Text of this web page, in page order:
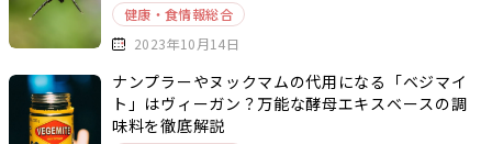
健康・食情報総合
2023年10月14日
ナンプラーやヌックマムの代用になる「ベジマイ
ト」はヴィーガン？万能な酵母エキスベースの調
味料を徹底解説